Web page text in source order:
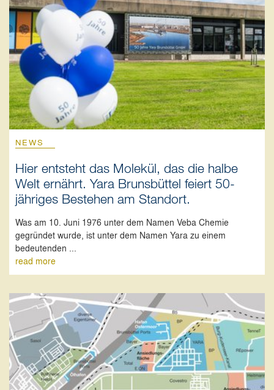
NEWS
Hier entsteht das Molekül, das die halbe
Welt ernährt. Yara Brunsbüttel feiert 50-
jähriges Bestehen am Standort.
Was am 10. Juni 1976 unter dem Namen Veba Chemie
gegründet wurde, ist unter dem Namen Yara zu einem
bedeutenden ...
read more